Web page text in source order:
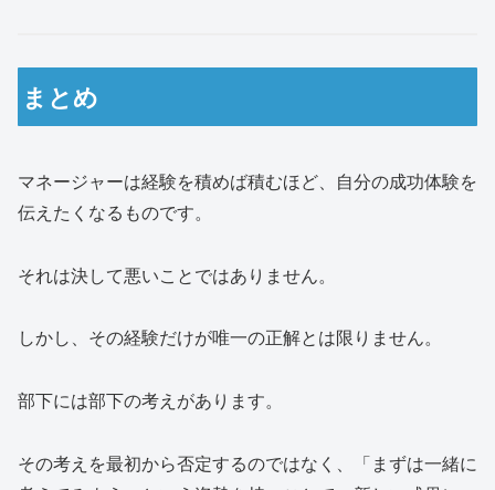
まとめ
マネージャーは経験を積めば積むほど、自分の成功体験を
伝えたくなるものです。
それは決して悪いことではありません。
しかし、その経験だけが唯一の正解とは限りません。
部下には部下の考えがあります。
その考えを最初から否定するのではなく、「まずは一緒に